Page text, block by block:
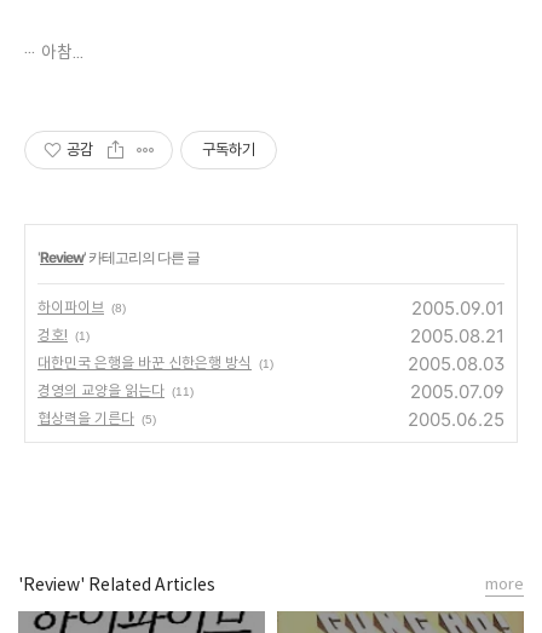
아참...
공감 구독하기
'Review' 카테고리의 다른 글
하이파이브 (8) 2005.09.01
겅호! (1) 2005.08.21
대한민국 은행을 바꾼 신한은행 방식 (1) 2005.08.03
경영의 교양을 읽는다 (11) 2005.07.09
협상력을 기른다 (5) 2005.06.25
'Review' Related Articles more